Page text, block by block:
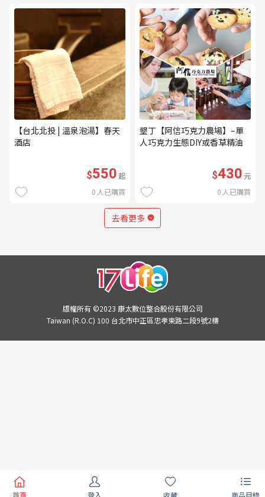
【台北北投 | 溫泉泡湯】春天
酒店
$550起
0 人已購買
墾丁【阿信巧克力農場】–單
人巧克力生態DIY或香草精油
$430元
0 人已購買
去看更多
版權所有 ©2023 康太數位整合股份有限公司
Taiwan (R.O.C) 100 台北市中正區忠孝東路二段9號2樓
首頁 登入 收藏 商品目錄